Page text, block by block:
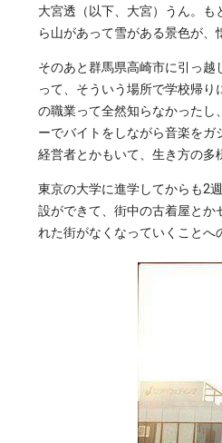
大宮透（以下、大宮）うん。
ら山があって雪がある景色が、
そのあと群馬県高崎市に引っ
って、そういう場所で学校帰
の職業って全然知らなかったし
ーでバイトをしながら音楽を
経営者とかもいて、生き方の多
東京の大学に進学してからも2
設ができて、街中の古着屋とか
れた街がなくなっていくことへ